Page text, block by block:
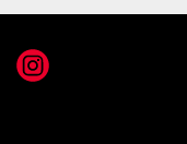
Instagram